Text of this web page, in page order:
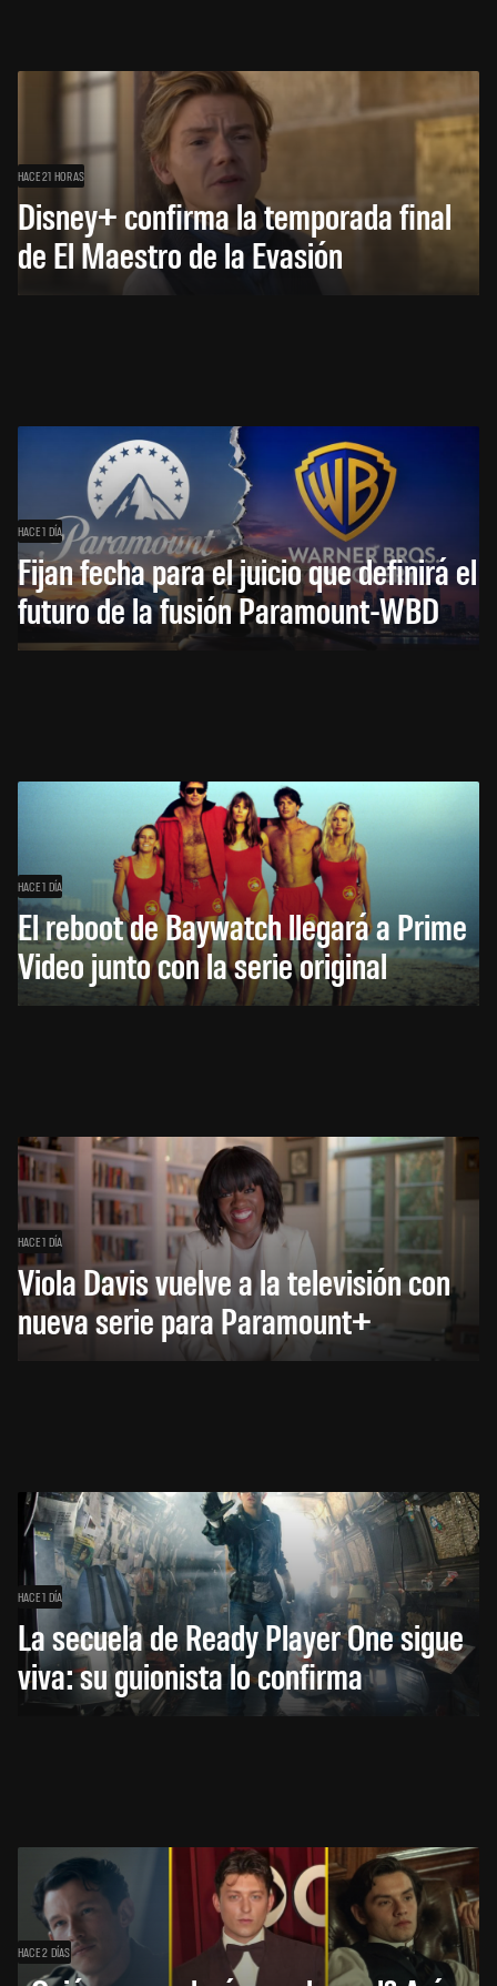
HACE 21 HORAS
Disney+ confirma la temporada final
de El Maestro de la Evasión
HACE 1 DÍA
Fijan fecha para el juicio que definirá el
futuro de la fusión Paramount-WBD
HACE 1 DÍA
El reboot de Baywatch llegará a Prime
Video junto con la serie original
HACE 1 DÍA
Viola Davis vuelve a la televisión con
nueva serie para Paramount+
HACE 1 DÍA
La secuela de Ready Player One sigue
viva: su guionista lo confirma
HACE 2 DÍAS